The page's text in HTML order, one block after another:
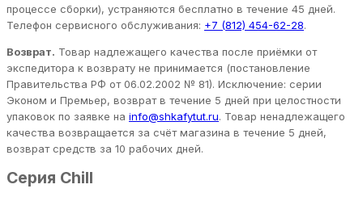
процессе сборки), устраняются бесплатно в течение 45 дней.
Телефон сервисного обслуживания: +7 (812) 454-62-28.
Возврат. Товар надлежащего качества после приёмки от
экспедитора к возврату не принимается (постановление
Правительства РФ от 06.02.2002 № 81). Исключение: серии
Эконом и Премьер, возврат в течение 5 дней при целостности
упаковок по заявке на info@shkafytut.ru. Товар ненадлежащего
качества возвращается за счёт магазина в течение 5 дней,
возврат средств за 10 рабочих дней.
Серия Chill